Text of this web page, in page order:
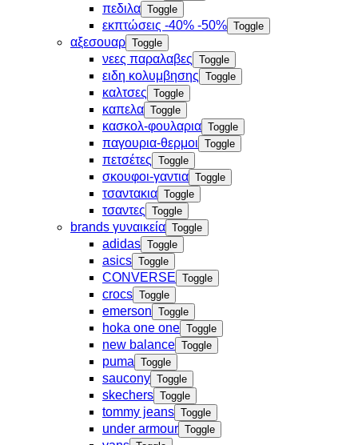
πεδιλα Toggle
εκπτώσεις -40% -50% Toggle
αξεσουαρ Toggle
νεες παραλαβες Toggle
ειδη κολυμβησης Toggle
καλτσες Toggle
καπελα Toggle
κασκολ-φουλαρια Toggle
παγουρια-θερμοι Toggle
πετσέτες Toggle
σκουφοι-γαντια Toggle
τσαντακια Toggle
τσαντες Toggle
brands γυναικεία Toggle
adidas Toggle
asics Toggle
CONVERSE Toggle
crocs Toggle
emerson Toggle
hoka one one Toggle
new balance Toggle
puma Toggle
saucony Toggle
skechers Toggle
tommy jeans Toggle
under armour Toggle